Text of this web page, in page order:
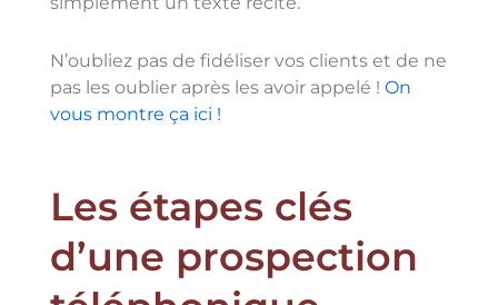
N’oubliez pas de fidéliser vos clients et de ne
pas les oublier après les avoir appelé ! On
vous montre ça ici !
Les étapes clés
d’une prospection